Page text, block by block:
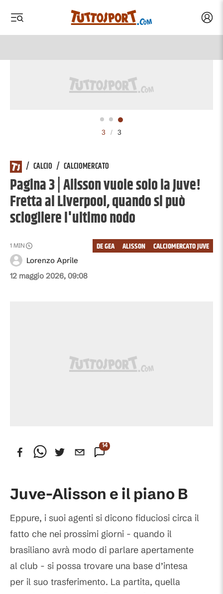
3 / 3
/ CALCIO / CALCIOMERCATO
Pagina 3 | Alisson vuole solo la Juve!
Fretta al Liverpool, quando si può
sciogliere l'ultimo nodo
12 maggio 2026, 09:08
Lorenzo Aprile
1 MIN CALCIOMERCATO JUVE
ALISSON
DE GEA
14
Juve-Alisson e il piano B
Eppure, i suoi agenti si dicono fiduciosi circa il
fatto che nei prossimi giorni - quando il
brasiliano avrà modo di parlare apertamente
al club - si possa trovare una base d’intesa
per il suo trasferimento. La partita, quella